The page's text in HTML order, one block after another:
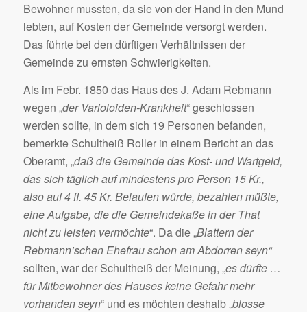
Bewohner mussten, da sie von der Hand in den Mund
lebten, auf Kosten der Gemeinde versorgt werden.
Das führte bei den dürftigen Verhältnissen der
Gemeinde zu ernsten Schwierigkeiten.
Als im Febr. 1850 das Haus des J. Adam Rebmann
wegen „der Varioloiden-Krankheit“ geschlossen
werden sollte, in dem sich 19 Personen befanden,
bemerkte Schultheiß Roller in einem Bericht an das
Oberamt, „daß die Gemeinde das Kost- und Wartgeld,
das sich täglich auf mindestens pro Person 15 Kr.,
also auf 4 fl. 45 Kr. Belaufen würde, bezahlen müßte,
eine Aufgabe, die die Gemeindekaße in der That
nicht zu leisten vermöchte“. Da die „Blattern der
Rebmann’schen Ehefrau schon am Abdorren seyn“
sollten, war der Schultheiß der Meinung, „es dürfte …
für Mitbewohner des Hauses keine Gefahr mehr
vorhanden seyn“ und es möchten deshalb „blosse